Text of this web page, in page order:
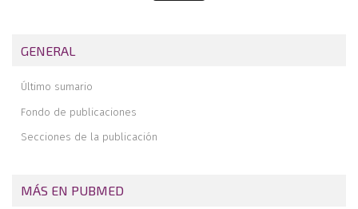
Complicaciones de la artroplastia de tobillo
Resultados de la artrodesis y la artroplastia de tobillo basados en
la evidencia
Conclusiones
GENERAL
Último sumario
Fondo de publicaciones
Secciones de la publicación
MÁS EN PUBMED